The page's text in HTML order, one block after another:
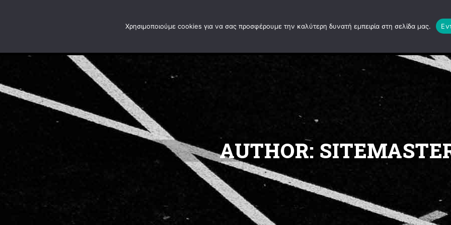
ΑΡΧΙΚΉ
AUTHOR:
Χρησιμοποιούμε cookies για να σας προσφέρουμε την καλύτερη δυνατή εμπειρία στη σελίδα μας.